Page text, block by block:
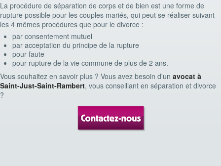
La procédure de séparation de corps et de bien est une forme de
rupture possible pour les couples mariés, qui peut se réaliser suivant
les 4 mêmes procédures que pour le divorce :
par consentement mutuel
par acceptation du principe de la rupture
pour faute
pour rupture de la vie commune de plus de 2 ans.
Vous souhaitez en savoir plus ? Vous avez besoin d'un avocat à
Saint-Just-Saint-Rambert, vous conseillant en séparation et divorce
?